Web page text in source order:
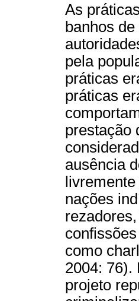
As
banhos
pela
práticas
práticas
prestação
ausência
nações
como
2004: 76).
projeto